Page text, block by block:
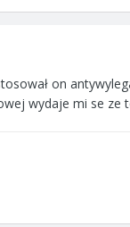
on
wydaje mi se ze